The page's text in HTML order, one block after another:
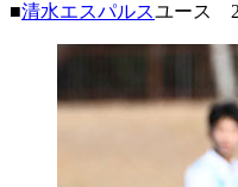
■清水エスパルスユース